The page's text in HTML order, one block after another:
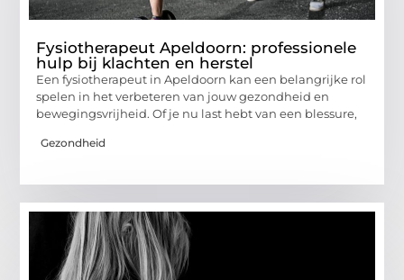
Fysiotherapeut Apeldoorn: professionele
hulp bij klachten en herstel
Een fysiotherapeut in Apeldoorn kan een belangrijke rol
spelen in het verbeteren van jouw gezondheid en
bewegingsvrijheid. Of je nu last hebt van een blessure,
Gezondheid